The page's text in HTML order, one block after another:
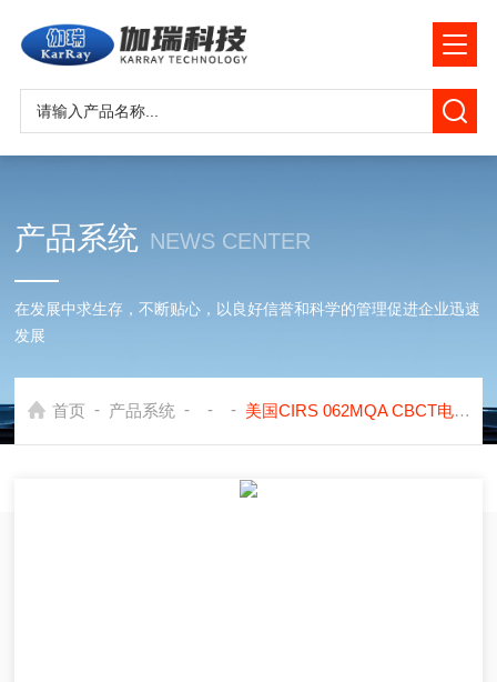
产品系统 NEWS CENTER
在发展中求生存，不断贴心，以良好信誉和科学的管理促进企业迅速
发展
首页 - 产品系统 - - - 美国CIRS 062MQA CBCT电子密度